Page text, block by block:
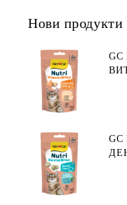
Нови продукти
GC
GC